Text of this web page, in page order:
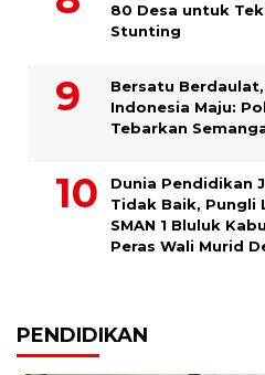
80 Desa untuk
Stunting
Bersatu
Indonesia Maju:
Tebarkan
Dunia Pendidikan
Tidak Baik, Pungli
SMAN 1 Bluluk
Peras Wali Murid
PENDIDIKAN